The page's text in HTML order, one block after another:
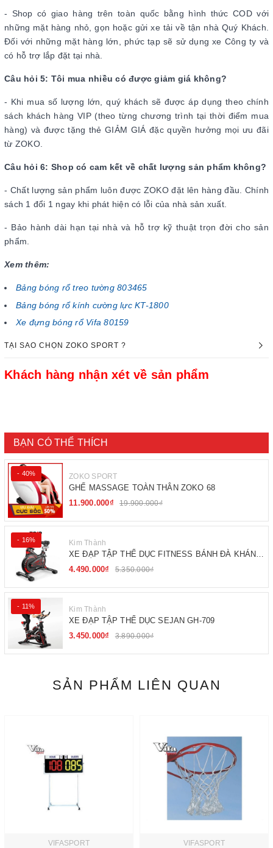
- Shop có giao hàng trên toàn quốc bằng hình thức COD với
những mặt hàng nhỏ, gọn hoặc gửi xe tải về tận nhà Quý Khách.
Đối với những mặt hàng lớn, phức tạp sẽ sử dụng xe Công ty và
có hỗ trợ lắp đặt tại nhà.
Câu hỏi 5: Tôi mua nhiều có được giảm giá không?
- Khi mua số lượng lớn, quý khách sẽ được áp dụng theo chính
sách khách hàng VIP (theo từng chương trình tại thời điểm mua
hàng) và được tặng thẻ GIẢM GIÁ đặc quyền hưởng mọi ưu đãi
từ ZOKO.
Câu hỏi 6: Shop có cam kết về chất lượng sản phẩm không?
- Chất lượng sản phẩm luôn được ZOKO đặt lên hàng đầu. Chính
sách 1 đổi 1 ngay khi phát hiện có lỗi của nhà sản xuất.
- Bảo hành dài hạn tại nhà và hỗ trợ kỹ thuật trọn đời cho sản
phẩm.
Xem thêm:
Bảng bóng rổ treo tường 803465
Bảng bóng rổ kính cường lực KT-1800
Xe đựng bóng rổ Vifa 80159
TẠI SAO CHỌN ZOKO SPORT ?
Khách hàng nhận xét về sản phẩm
BẠN CÓ THỂ THÍCH
- 40% ZOKO SPORT
GHẾ MASSAGE TOÀN THÂN ZOKO 68
11.900.000₫
19.900.000₫
- 16% Kim Thành
XE ĐẠP TẬP THỂ DỤC FITNESS BÁNH ĐÀ KHÁNG
TỪ
4.490.000₫ 5.350.000₫
- 11% Kim Thành
XE ĐẠP TẬP THỂ DỤC SEJAN GH-709
3.450.000₫
3.890.000₫
SẢN PHẨM LIÊN QUAN
VIFASPORT VIFASPORT